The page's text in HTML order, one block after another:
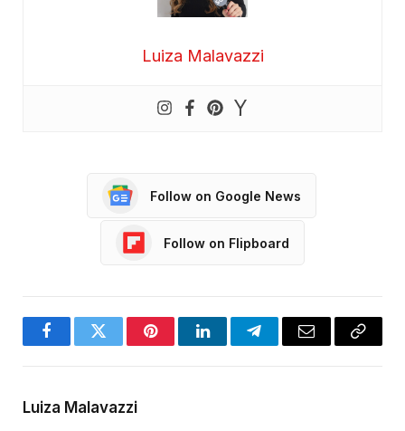
Luiza Malavazzi
Follow on Google News
Follow on Flipboard
FacebookTwitter PinterestLinkedInTelegramEmail
Copy
Luiza Malavazzi